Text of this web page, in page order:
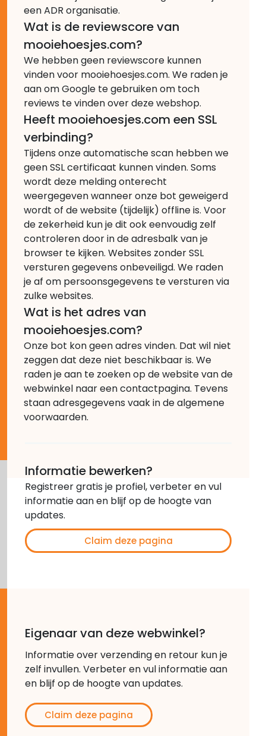
een ADR organisatie.
Wat is de reviewscore van
mooiehoesjes.com?
We hebben geen reviewscore kunnen
vinden voor mooiehoesjes.com. We raden je
aan om Google te gebruiken om toch
reviews te vinden over deze webshop.
Heeft mooiehoesjes.com een SSL
verbinding?
Tijdens onze automatische scan hebben we
geen SSL certificaat kunnen vinden. Soms
wordt deze melding onterecht
weergegeven wanneer onze bot geweigerd
wordt of de website (tijdelijk) offline is. Voor
de zekerheid kun je dit ook eenvoudig zelf
controleren door in de adresbalk van je
browser te kijken. Websites zonder SSL
versturen gegevens onbeveiligd. We raden
je af om persoonsgegevens te versturen via
zulke websites.
Wat is het adres van
mooiehoesjes.com?
Onze bot kon geen adres vinden. Dat wil niet
zeggen dat deze niet beschikbaar is. We
raden je aan te zoeken op de website van de
webwinkel naar een contactpagina. Tevens
staan adresgegevens vaak in de algemene
voorwaarden.
Informatie bewerken?
Registreer gratis je profiel, verbeter en vul
informatie aan en blijf op de hoogte van
updates.
Claim deze pagina
Eigenaar van deze webwinkel?
Informatie over verzending en retour kun je
zelf invullen. Verbeter en vul informatie aan
en blijf op de hoogte van updates.
Claim deze pagina